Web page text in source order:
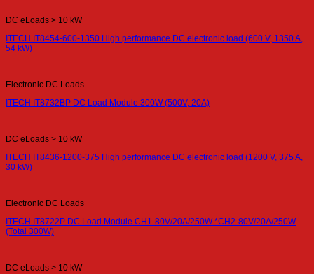
DC eLoads > 10 kW
ITECH IT8454-600-1350 High performance DC electronic load (600 V, 1350 A,
54 kW)
Electronic DC Loads
ITECH IT8732BP DC Load Module 300W (500V, 20A)
DC eLoads > 10 kW
ITECH IT8436-1200-375 High performance DC electronic load (1200 V, 375 A,
30 kW)
Electronic DC Loads
ITECH IT8722P DC Load Module CH1-80V/20A/250W *CH2-80V/20A/250W
(Total 300W)
DC eLoads > 10 kW